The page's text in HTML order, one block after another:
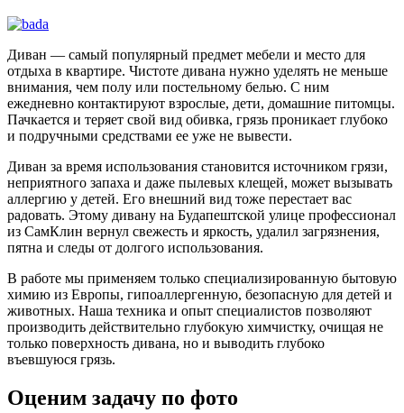
Диван — самый популярный предмет мебели и место для
отдыха в квартире. Чистоте дивана нужно уделять не меньше
внимания, чем полу или постельному белью. С ним
ежедневно контактируют взрослые, дети, домашние питомцы.
Пачкается и теряет свой вид обивка, грязь проникает глубоко
и подручными средствами ее уже не вывести.
Диван за время использования становится источником грязи,
неприятного запаха и даже пылевых клещей, может вызывать
аллергию у детей. Его внешний вид тоже перестает вас
радовать. Этому дивану на Будапештской улице профессионал
из СамКлин вернул свежесть и яркость, удалил загрязнения,
пятна и следы от долгого использования.
В работе мы применяем только специализированную бытовую
химию из Европы, гипоаллергенную, безопасную для детей и
животных. Наша техника и опыт специалистов позволяют
производить действительно глубокую химчистку, очищая не
только поверхность дивана, но и выводить глубоко
въевшуюся грязь.
Оценим задачу по фото